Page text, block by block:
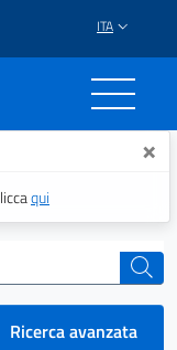
ITA
×
qui
cerca
Ricerca avanzata